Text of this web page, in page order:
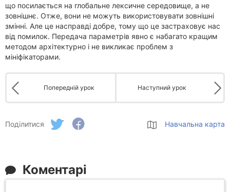
що посилається на глобальне лексичне середовище, а не
зовнішнє. Отже, вони не можуть використовувати зовнішні
змінні. Але це насправді добре, тому що це застраховує нас
від помилок. Передача параметрів явно є набагато кращим
методом архітектурно і не викликає проблем з
мініфікаторами.
Попередній урок Наступний урок
Поділитися Навчальна карта
Коментарі